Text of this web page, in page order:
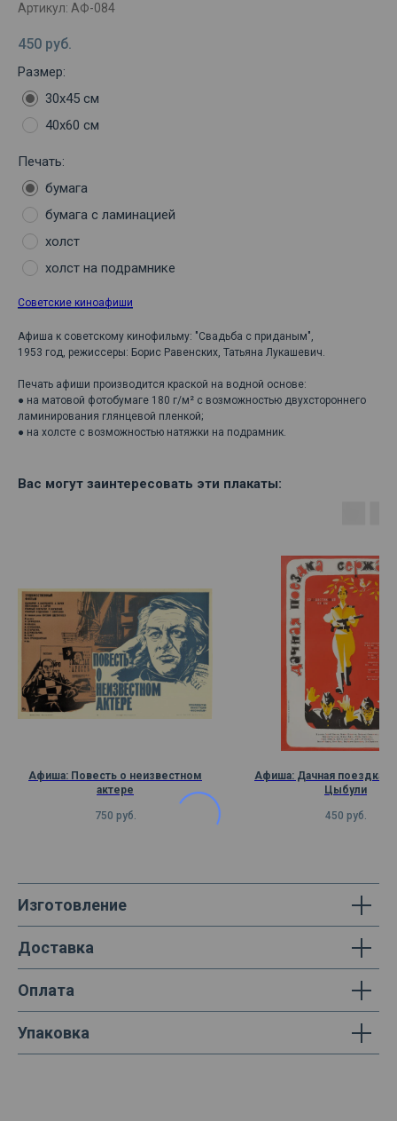
Артикул: АФ-084
450 руб.
Размер:
30х45 см
40х60 см
Печать:
бумага
бумага с ламинацией
холст
холст на подрамнике
Советские киноафиши
Афиша к советскому кинофильму: "Свадьба с приданым",
1953 год, режиссеры: Борис Равенских, Татьяна Лукашевич.
Печать афиши производится краской на водной основе:
● на матовой фотобумаге 180 г/м² с возможностью двухстороннего
ламинирования глянцевой пленкой;
● на холсте с возможностью натяжки на подрамник.
Вас могут заинтересовать эти плакаты:
Афиша: Повесть о неизвестном
актере
750 руб.
Афиша: Дачная поездка
Цыбули
450 руб.
Изготовление
Доставка
Оплата
Упаковка